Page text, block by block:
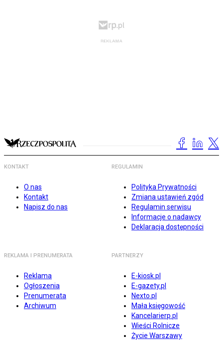
KONTAKT
O nas
Kontakt
Napisz do nas
REGULAMIN
Polityka Prywatności
Zmiana ustawień zgód
Regulamin serwisu
Informacje o nadawcy
Deklaracja dostępności
REKLAMA I PRENUMERATA
Reklama
Ogłoszenia
Prenumerata
Archiwum
PARTNERZY
E-kiosk.pl
E-gazety.pl
Nexto.pl
Mała księgowość
Kancelarierp.pl
Wieści Rolnicze
Życie Warszawy